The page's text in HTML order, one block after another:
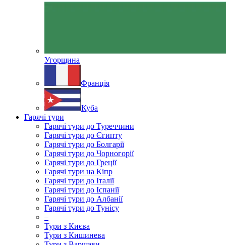
Угорщина
Франція
Куба
Гарячі тури
Гарячі тури до Туреччини
Гарячі тури до Єгипту
Гарячі тури до Болгарії
Гарячі тури до Чорногорії
Гарячі тури до Греції
Гарячі тури на Кіпр
Гарячі тури до Італії
Гарячі тури до Іспанії
Гарячі тури до Албанії
Гарячі тури до Тунісу
–
Тури з Києва
Тури з Кишинева